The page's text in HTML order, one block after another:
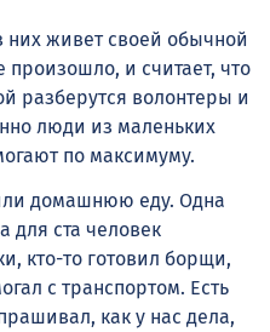
них живет своей обычной
произошло, и считает, что
разберутся волонтеры и
люди из маленьких
по максимуму.
домашнюю еду. Одна
ста человек
кто-то готовил борщи,
с транспортом. Есть
как у нас дела,